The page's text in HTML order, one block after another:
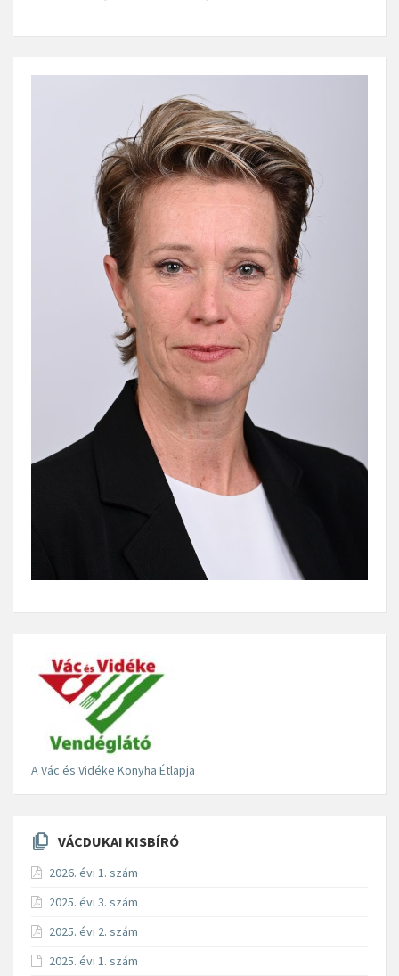
A Vác és Vidéke Konyha Étlapja
VÁCDUKAI KISBÍRÓ
2026. évi 1. szám
2025. évi 3. szám
2025. évi 2. szám
2025. évi 1. szám